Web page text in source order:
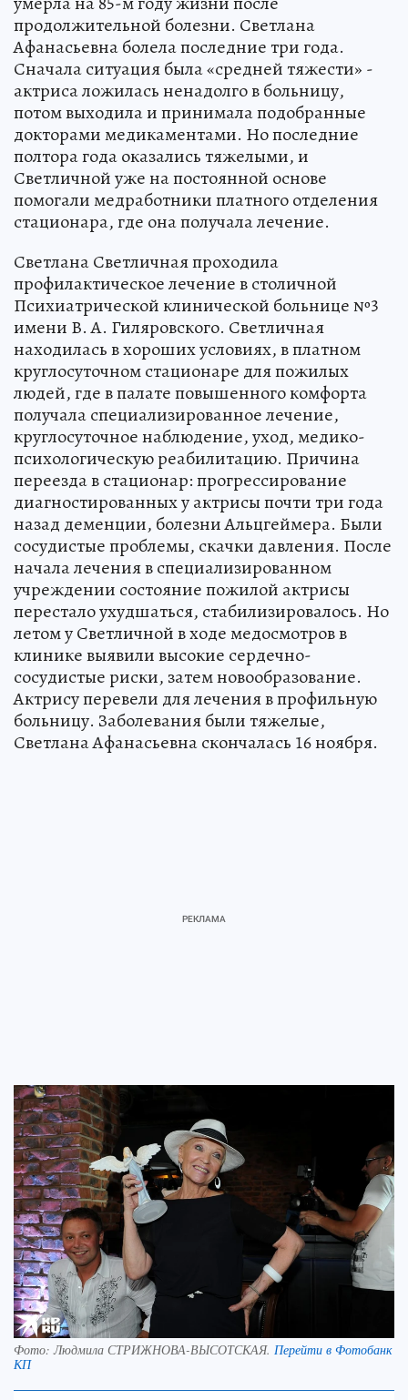
продолжительной болезни. Светлана
Афанасьевна болела последние три года.
Сначала ситуация была «средней тяжести» -
актриса ложилась ненадолго в больницу,
потом выходила и принимала подобранные
докторами медикаментами. Но последние
полтора года оказались тяжелыми, и
Светличной уже на постоянной основе
помогали медработники платного отделения
стационара, где она получала лечение.
Светлана Светличная проходила
профилактическое лечение в столичной
Психиатрической клинической больнице №3
имени В. А. Гиляровского. Светличная
находилась в хороших условиях, в платном
круглосуточном стационаре для пожилых
людей, где в палате повышенного комфорта
получала специализированное лечение,
круглосуточное наблюдение, уход, медико-
психологическую реабилитацию. Причина
переезда в стационар: прогрессирование
диагностированных у актрисы почти три года
назад деменции, болезни Альцгеймера. Были
сосудистые проблемы, скачки давления. После
начала лечения в специализированном
учреждении состояние пожилой актрисы
перестало ухудшаться, стабилизировалось. Но
летом у Светличной в ходе медосмотров в
клинике выявили высокие сердечно-
сосудистые риски, затем новообразование.
Актрису перевели для лечения в профильную
больницу. Заболевания были тяжелые,
Светлана Афанасьевна скончалась 16 ноября.
Фото:Людмила СТРИЖНОВА-ВЫСОТСКАЯ. Перейти в Фотобанк
КП